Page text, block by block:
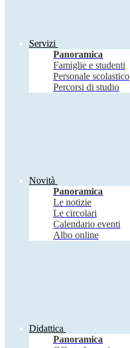
Servizi
Panoramica
Famiglie e studenti
Personale scolastico
Percorsi di studio
Novità
Panoramica
Le notizie
Le circolari
Calendario eventi
Albo online
Didattica
Panoramica